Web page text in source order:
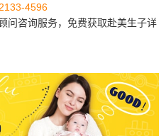
4596
问咨询服务，免费获取赴美生子详